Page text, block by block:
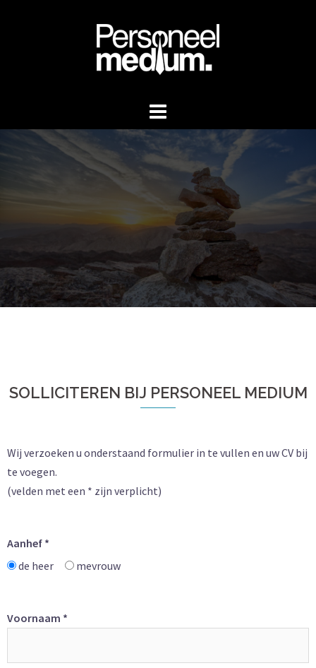
SOLLICITEREN BIJ PERSONEEL MEDIUM
Wij verzoeken u onderstaand formulier in te vullen en uw CV bij
te voegen.
(velden met een * zijn verplicht)
Aanhef *
de heer
mevrouw
Voornaam *